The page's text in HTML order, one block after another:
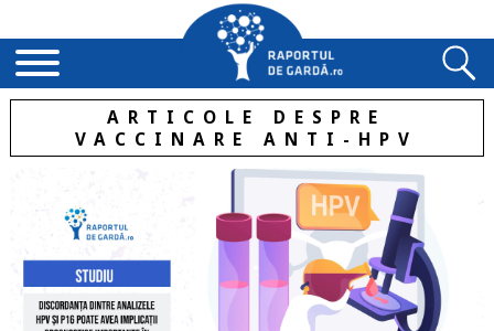
ARTICOLE DESPRE
VACCINARE ANTI-HPV